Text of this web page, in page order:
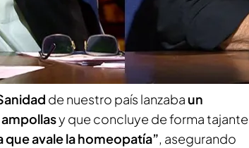
la ciencia empírica, la fe de los pacientes
en una guerra abierta que dura ya
.
de nuestro país lanzaba un
y que concluye de forma tajante
avale la homeopatía”, asegurando